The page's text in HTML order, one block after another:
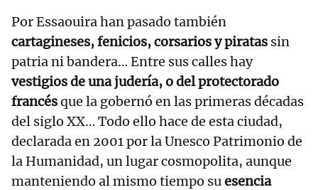
Por Essaouira han pasado también
cartagineses, fenicios, corsarios y piratas sin
patria ni bandera… Entre sus calles hay
vestigios de una judería, o del protectorado
francésque la gobernó en las primeras décadas
del siglo XX… Todo ello hace de esta ciudad,
declarada en 2001 por la Unesco Patrimonio de
la Humanidad, un lugar cosmopolita, aunque
manteniendo al mismo tiempo suesencia